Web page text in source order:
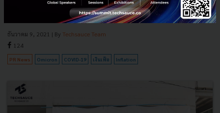
เศรษฐกิจฟื้นตัว การระบาดของไวรัส Omicron เพิ่มความไม่แน่นอนต่อ
เศรษฐกิจไทย ในขณะที่อัตราเงินเฟ้อทั่วไปเดือนพฤศจิกายนเ...
ธันวาคม 9, 2021 | By Techsauce Team
124
PR News Omicron COVID-19 เงินเฟ้อ Inflation